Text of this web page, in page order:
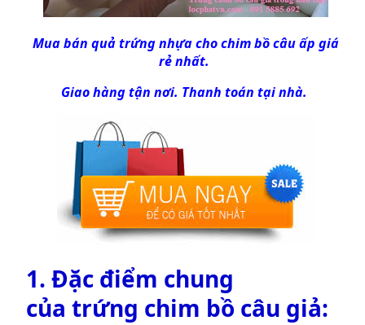
Mua bán quả trứng nhựacho chim bồ câu ấp giá
rẻ nhất.
Giao hàng tận nơi. Thanh toán tại nhà.
1. Đặc điểm chung
của trứng chim bồ câu giả: